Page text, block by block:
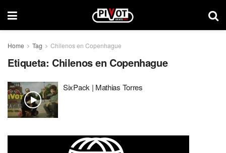
Home Tag Chilenos en Copenhague
Etiqueta: Chilenos en Copenhague
SixPack | Mathias Torres